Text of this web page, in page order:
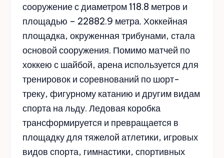
сооружение с диаметром 118.8 метров и
площадью – 22882.9 метра. Хоккейная
площадка, окруженная трибунами, стала
основой сооружения. Помимо матчей по
хоккею с шайбой, арена используется для
тренировок и соревнований по шорт-
треку, фигурному катанию и другим видам
спорта на льду. Ледовая коробка
трансформируется и превращается в
площадку для тяжелой атлетики, игровых
видов спорта, гимнастики, спортивных